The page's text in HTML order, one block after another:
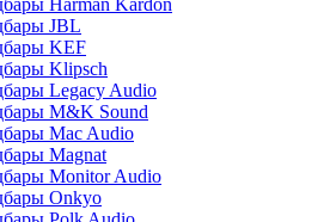
Harman Kardon
JBL
KEF
Klipsch
Legacy Audio
M&K Sound
Mac Audio
Magnat
Monitor Audio
Onkyo